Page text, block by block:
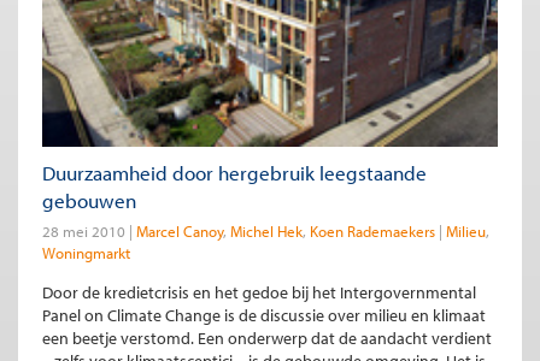
Duurzaamheid door hergebruik leegstaande
gebouwen
28 mei 2010 Marcel Canoy Michel Hek Koen Rademaekers Milieu
Woningmarkt
Door de kredietcrisis en het gedoe bij het Intergovernmental
Panel on Climate Change is de discussie over milieu en klimaat
een beetje verstomd. Een onderwerp dat de aandacht verdient